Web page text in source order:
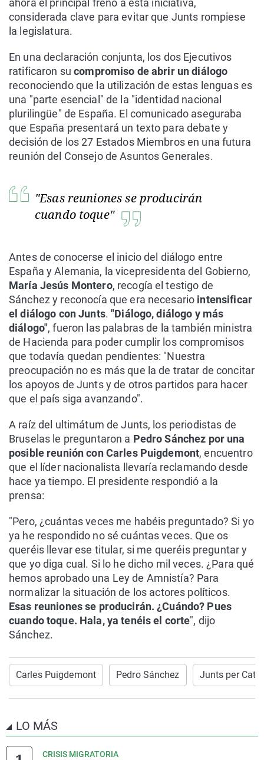
ahora el principal freno a esta iniciativa,
considerada clave para evitar que Junts rompiese
la legislatura.
En una declaración conjunta, los dos Ejecutivos
ratificaron sucompromiso de abrir un diálogo
reconociendo que la utilización de estas lenguas es
una "parte esencial" de la "identidad nacional
plurilingüe" de España. El comunicado aseguraba
que España presentará un texto para debate y
decisión de los 27 Estados Miembros en una futura
reunión del Consejo de Asuntos Generales.
"Esas reuniones se producirán
cuando toque"
Antes de conocerse el inicio del diálogo entre
España y Alemania, la vicepresidenta del Gobierno,
María Jesús Montero, recogía el testigo de
Sánchez y reconocía que era necesario intensificar
el diálogo con Junts."Diálogo, diálogo y más
diálogo", fueron las palabras de la también ministra
de Hacienda para poder cumplir los compromisos
que todavía quedan pendientes: "Nuestra
preocupación no es más que la de tratar de concitar
los apoyos de Junts y de otros partidos para hacer
que el país siga avanzando".
A raíz del ultimátum de Junts, los periodistas de
Bruselas le preguntaron a Pedro Sánchez por una
posible reunión con Carles Puigdemont, encuentro
que el líder nacionalista llevaría reclamando desde
hace ya tiempo. El presidente respondió a la
prensa:
"Pero, ¿cuántas veces me habéis preguntado? Si yo
ya he respondido no sé cuántas veces. Que os
queréis llevar ese titular, si me queréis preguntar y
que yo diga cual. Si lo he dicho mil veces. ¿Para qué
hemos aprobado una Ley de Amnistía? Para
normalizar la situación de los actores políticos.
Esas reuniones se producirán. ¿Cuándo? Pues
cuando toque. Hala, ya tenéis el corte", dijo
Sánchez.
Carles Puigdemont Pedro Sánchez Junts per
LO MÁS
CRISIS MIGRATORIA